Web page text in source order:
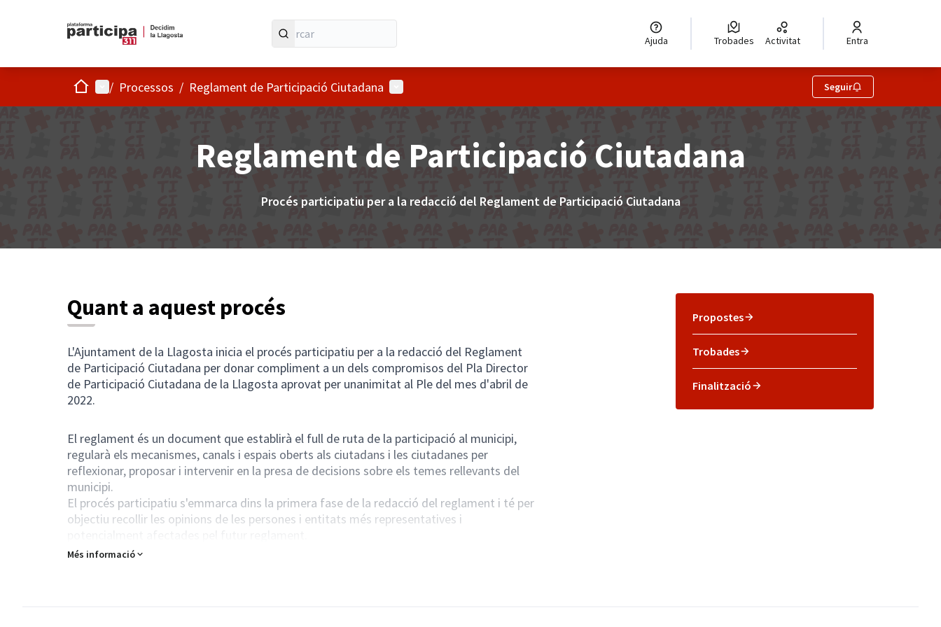
Ajuda Trobades Activitat Entra
Inici Menú principal
/ Processos / Reglament de Participació Ciutadana Menú d'usuari Seguir
Reglament de Participació Ciutadana
Procés participatiu per a la redacció del Reglament de Participació Ciutadana
Quant a aquest procés
L'Ajuntament de la Llagosta inicia el procés participatiu per a la redacció del Reglament
de Participació Ciutadana per donar compliment a un dels compromisos del Pla Director
de Participació Ciutadana de la Llagosta aprovat per unanimitat al Ple del mes d'abril de
2022.
El reglament és un document que establirà el full de ruta de la participació al municipi,
regularà els mecanismes, canals i espais oberts als ciutadans i les ciutadanes per
reflexionar, proposar i intervenir en la presa de decisions sobre els temes rellevants del
municipi.
El procés participatiu s'emmarca dins la primera fase de la redacció del reglament i té per
objectiu recollir les opinions de les persones i entitats més representatives i
Es farà una sessió participativa oberta a entitats i a ciutadania en general. També es
Més informació
Propostes
Trobades
Finalització